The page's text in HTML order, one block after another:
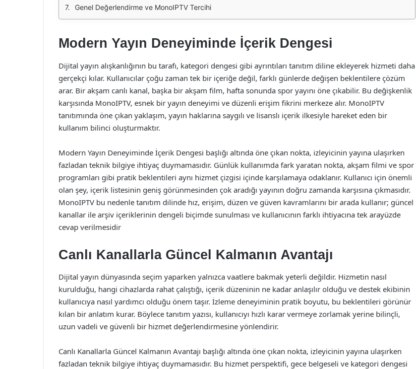
Genel Değerlendirme ve MonoIPTV Tercihi
Modern Yayın Deneyiminde İçerik Dengesi
Dijital yayın alışkanlığının bu tarafı, kategori dengesi gibi ayrıntıları tanıtım diline ekleyerek hizmeti daha
gerçekçi kılar. Kullanıcılar çoğu zaman tek bir içeriğe değil, farklı günlerde değişen beklentilere çözüm
arar. Bir akşam canlı kanal, başka bir akşam film, hafta sonunda spor yayını öne çıkabilir. Bu değişkenlik
karşısında MonoIPTV, esnek bir yayın deneyimi ve düzenli erişim fikrini merkeze alır. MonoIPTV
tanıtımında öne çıkan yaklaşım, yayın haklarına saygılı ve lisanslı içerik ilkesiyle hareket eden bir
kullanım bilinci oluşturmaktır.
Modern Yayın Deneyiminde İçerik Dengesi başlığı altında öne çıkan nokta, izleyicinin yayına ulaşırken
fazladan teknik bilgiye ihtiyaç duymamasıdır. Günlük kullanımda fark yaratan nokta, akşam filmi ve spor
programları gibi pratik beklentileri aynı hizmet çizgisi içinde karşılamaya odaklanır. Kullanıcı için önemli
olan şey, içerik listesinin geniş görünmesinden çok aradığı yayının doğru zamanda karşısına çıkmasıdır.
MonoIPTV bu nedenle tanıtım dilinde hız, erişim, düzen ve güven kavramlarını bir arada kullanır; güncel
kanallar ile arşiv içeriklerinin dengeli biçimde sunulması ve kullanıcının farklı ihtiyacına tek arayüzde
cevap verilmesidir
Canlı Kanallarla Güncel Kalmanın Avantajı
Dijital yayın dünyasında seçim yaparken yalnızca vaatlere bakmak yeterli değildir. Hizmetin nasıl
kurulduğu, hangi cihazlarda rahat çalıştığı, içerik düzeninin ne kadar anlaşılır olduğu ve destek ekibinin
kullanıcıya nasıl yardımcı olduğu önem taşır. İzleme deneyiminin pratik boyutu, bu beklentileri görünür
kılan bir anlatım kurar. Böylece tanıtım yazısı, kullanıcıyı hızlı karar vermeye zorlamak yerine bilinçli,
uzun vadeli ve güvenli bir hizmet değerlendirmesine yönlendirir.
Canlı Kanallarla Güncel Kalmanın Avantajı başlığı altında öne çıkan nokta, izleyicinin yayına ulaşırken
fazladan teknik bilgiye ihtiyaç duymamasıdır. Bu hizmet perspektifi, gece belgeseli ve kategori dengesi